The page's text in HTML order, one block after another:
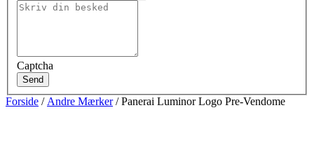
Captcha
Send
Forside / Andre Mærker/ Panerai Luminor Logo Pre-Vendome